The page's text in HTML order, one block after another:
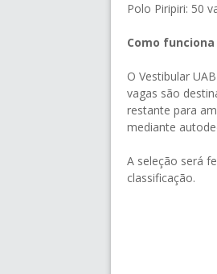
Polo Piripiri: 50
Como
O Vestibular
vagas são
restante para
mediante
A seleção será
classificação.